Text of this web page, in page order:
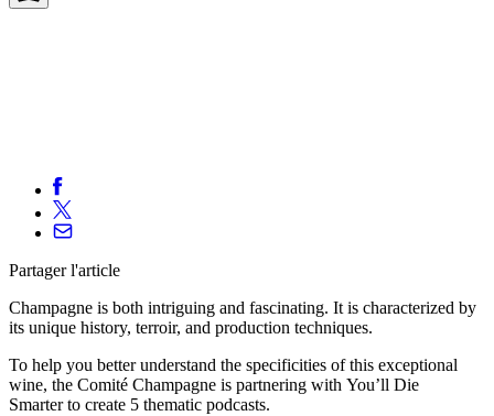
Partagerl'article
Champagne is both intriguing and fascinating. It is characterized by
its unique history, terroir, and production techniques.
To help you better understand the specificities of this exceptional
wine, the Comité Champagne is partnering with You’ll Die
Smarter to create 5 thematic podcasts.